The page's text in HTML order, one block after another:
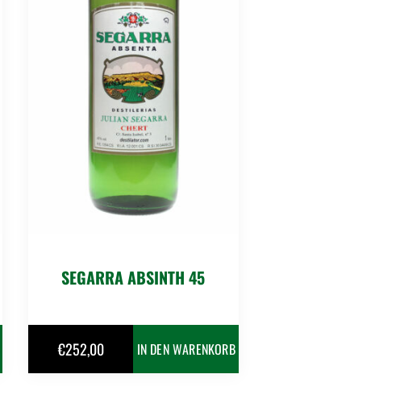
SEGARRA ABSINTH 45
€252,00 IN DEN WARENKORB